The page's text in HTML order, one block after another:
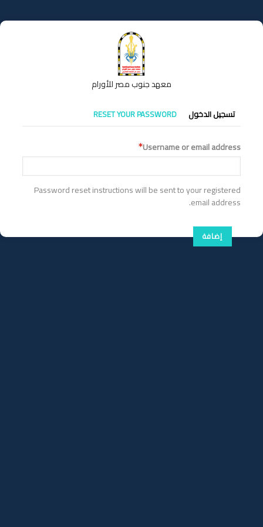
إلى
المحتوى
معهد جنوب مصر للأورام
التبويبات
الأساسية
تسجيل الدخول RESET YOUR PASSWORD
Username or email address
Password reset instructions will be sent to your registered
email address.